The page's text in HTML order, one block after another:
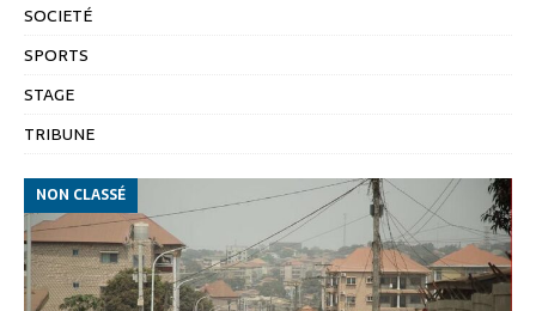
SOCIETÉ
SPORTS
STAGE
TRIBUNE
NON CLASSÉ